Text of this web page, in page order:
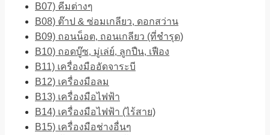
B07) คีมต่างๆ
B08) ต๊าป & ซ่อมเกลียว, ดอกสว่าน
B09) ถอนน็อต, ถอนเกลียว (ที่ชำรุด)
B10) ถอดบู๊ซ, มู่เล่ย์, ลูกปืน, เฟือง
B11) เครื่องมืออัดจาระบี
B12) เครื่องมือลม
B13) เครื่องมือไฟฟ้า
B14) เครื่องมือไฟฟ้า (ไร้สาย)
B15) เครื่องมือช่างอื่นๆ